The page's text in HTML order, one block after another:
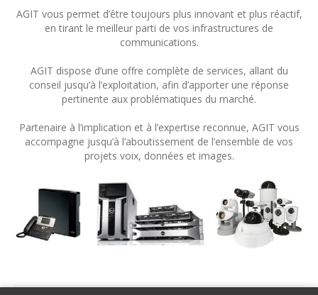
AGIT vous permet d’être toujours plus innovant et plus réactif,
en tirant le meilleur parti de vos infrastructures de
communications.
AGIT dispose d’une offre complète de services, allant du
conseil jusqu’à l’exploitation, afin d’apporter une réponse
pertinente aux problématiques du marché.
Partenaire à l’implication et à l’expertise reconnue, AGIT vous
accompagne jusqu’à l’aboutissement de l’ensemble de vos
projets voix, données et images.